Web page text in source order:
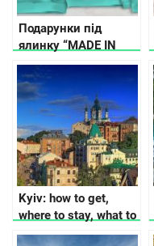
Подарунки під
ялинку “MADE IN
UKRAINE”
Kyiv: how to get,
where to stay, what to
see